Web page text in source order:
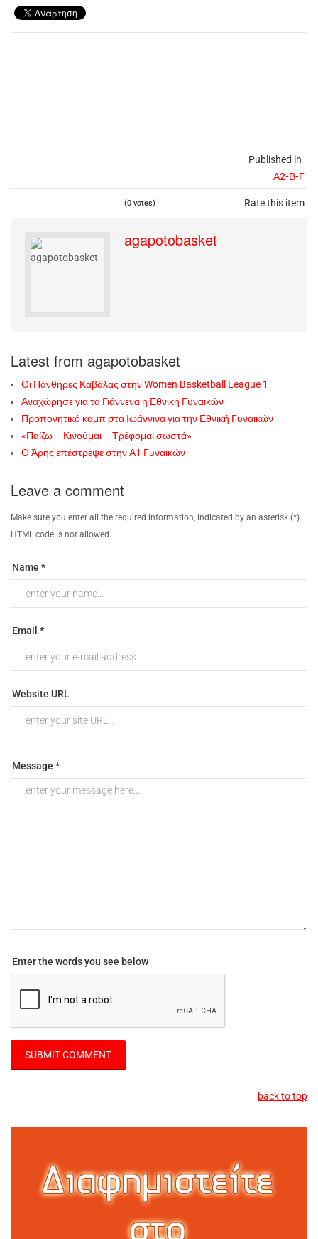
Published in
Α2-Β-Γ
Rate this item
(0 votes)
agapotobasket
Latest from agapotobasket
Οι Πάνθηρες Καβάλας στην Women Basketball League 1
Αναχώρησε για τα Γιάννενα η Εθνική Γυναικών
Προπονητικό καμπ στα Ιωάννινα για την Εθνική Γυναικών
«Παίζω – Κινούμαι – Τρέφομαι σωστά»
Ο Άρης επέστρεψε στην Α1 Γυναικών
Leave a comment
Make sure you enter all the required information, indicated by an asterisk (*).
HTML code is not allowed.
Name *
Email *
Website URL
Message *
Enter the words you see below
back to top